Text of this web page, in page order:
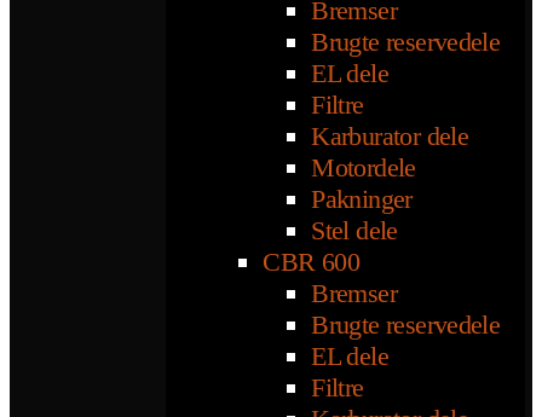
Bremser
Brugte reservedele
EL dele
Filtre
Karburator dele
Motordele
Pakninger
Stel dele
CBR 600
Bremser
Brugte reservedele
EL dele
Filtre